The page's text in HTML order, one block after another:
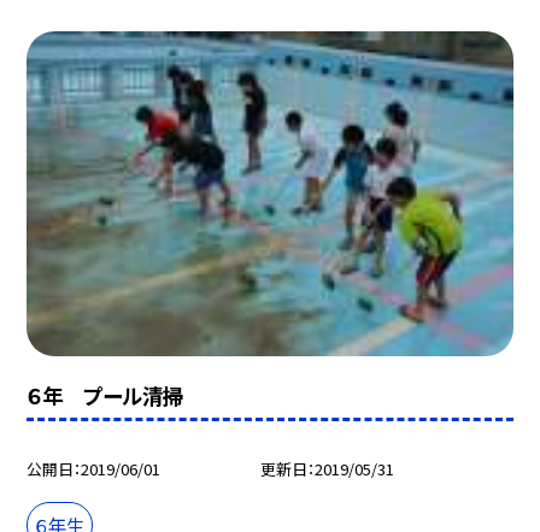
６年 プール清掃
公開日 2019/06/01 更新日 2019/05/31
６年生